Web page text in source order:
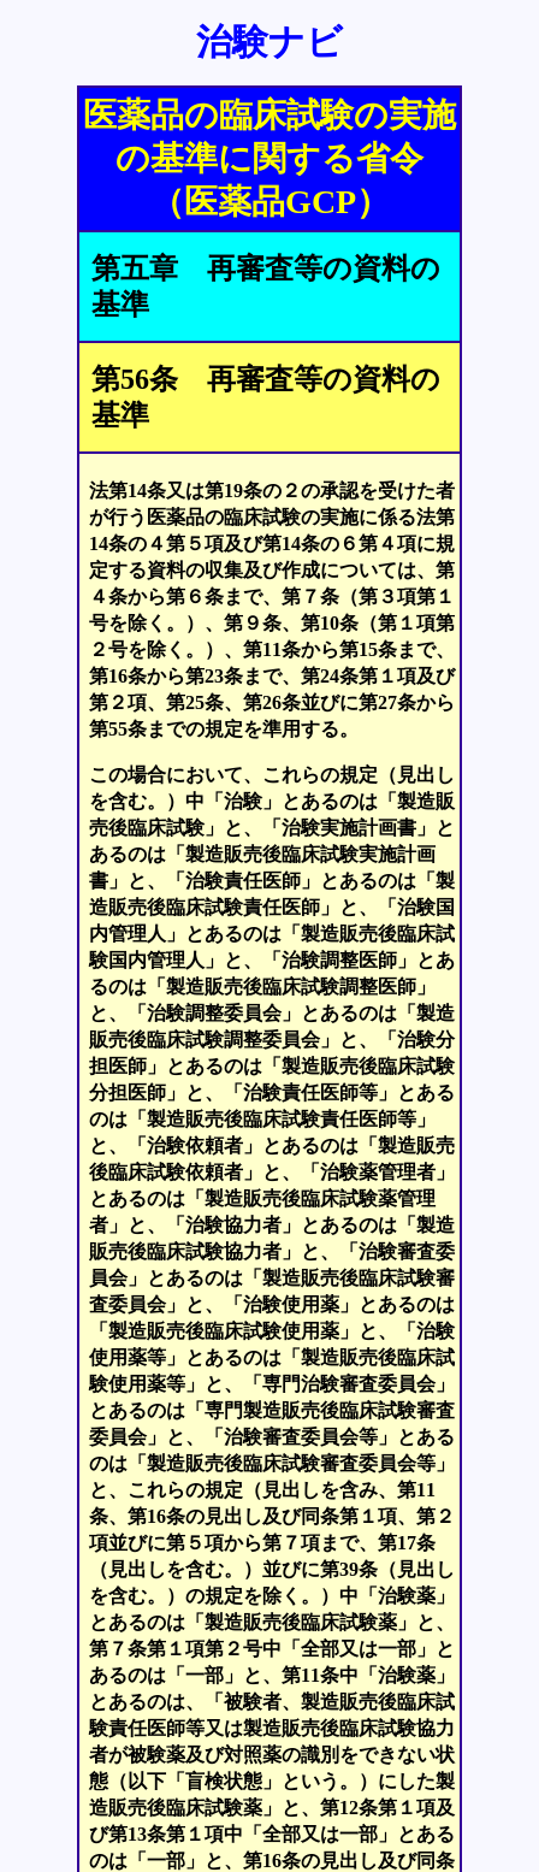
治験ナビ
医薬品の臨床試験の実施
の基準に関する省令
（医薬品GCP）
第五章 再審査等の資料の
基準
第56条 再審査等の資料の
基準
法第14条又は第19条の２の承認を受けた者
が行う医薬品の臨床試験の実施に係る法第
14条の４第５項及び第14条の６第４項に規
定する資料の収集及び作成については、第
４条から第６条まで、第７条（第３項第１
号を除く。）、第９条、第10条（第１項第
２号を除く。）、第11条から第15条まで、
第16条から第23条まで、第24条第１項及び
第２項、第25条、第26条並びに第27条から
第55条までの規定を準用する。
この場合において、これらの規定（見出し
を含む。）中「治験」とあるのは「製造販
売後臨床試験」と、「治験実施計画書」と
あるのは「製造販売後臨床試験実施計画
書」と、「治験責任医師」とあるのは「製
造販売後臨床試験責任医師」と、「治験国
内管理人」とあるのは「製造販売後臨床試
験国内管理人」と、「治験調整医師」とあ
るのは「製造販売後臨床試験調整医師」
と、「治験調整委員会」とあるのは「製造
販売後臨床試験調整委員会」と、「治験分
担医師」とあるのは「製造販売後臨床試験
分担医師」と、「治験責任医師等」とある
のは「製造販売後臨床試験責任医師等」
と、「治験依頼者」とあるのは「製造販売
後臨床試験依頼者」と、「治験薬管理者」
とあるのは「製造販売後臨床試験薬管理
者」と、「治験協力者」とあるのは「製造
販売後臨床試験協力者」と、「治験審査委
員会」とあるのは「製造販売後臨床試験審
査委員会」と、「治験使用薬」とあるのは
「製造販売後臨床試験使用薬」と、「治験
使用薬等」とあるのは「製造販売後臨床試
験使用薬等」と、「専門治験審査委員会」
とあるのは「専門製造販売後臨床試験審査
委員会」と、「治験審査委員会等」とある
のは「製造販売後臨床試験審査委員会等」
と、これらの規定（見出しを含み、第11
条、第16条の見出し及び同条第１項、第２
項並びに第５項から第７項まで、第17条
（見出しを含む。）並びに第39条（見出し
を含む。）の規定を除く。）中「治験薬」
とあるのは「製造販売後臨床試験薬」と、
第７条第１項第２号中「全部又は一部」と
あるのは「一部」と、第11条中「治験薬」
とあるのは、「被験者、製造販売後臨床試
験責任医師等又は製造販売後臨床試験協力
者が被験薬及び対照薬の識別をできない状
態（以下「盲検状態」という。）にした製
造販売後臨床試験薬」と、第12条第１項及
び第13条第１項中「全部又は一部」とある
のは「一部」と、第16条の見出し及び同条